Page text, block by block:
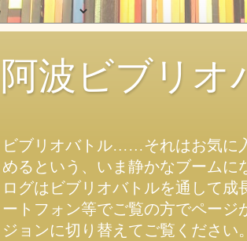
阿波ビブリオ
ビブリオバトル……それはお気に
めるという、いま静かなブーム
ログはビブリオバトルを通して
ートフォン等でご覧の方でペー
ジョンに切り替えてご覧ください